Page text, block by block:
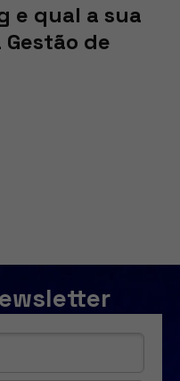
e qual a sua
de